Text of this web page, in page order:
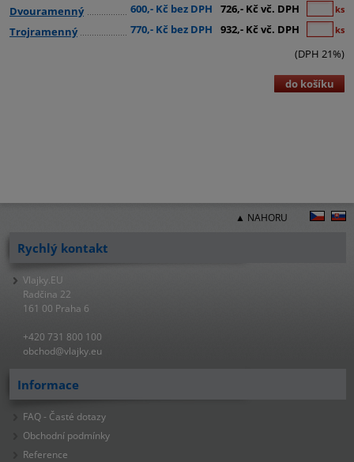
Dvouramenný 600,- Kč bez DPH 726,- Kč vč. DPH ks
Trojramenný 770,- Kč bez DPH 932,- Kč vč. DPH ks
(DPH 21%)
do košíku
▲ NAHORU
Rychlý kontakt
Vlajky.EU
Radčina 22
161 00 Praha 6
+420 731 800 100
obchod@vlajky.eu
Informace
FAQ - Časté dotazy
Obchodní podmínky
Reference